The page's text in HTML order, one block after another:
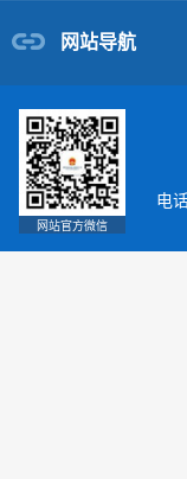
网站导航
网站官方微信
电